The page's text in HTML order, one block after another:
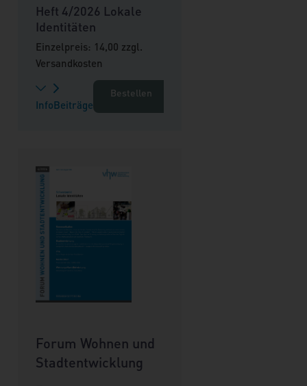
Heft 4/2026 Lokale
Identitäten
Einzelpreis: 14,00 zzgl.
Versandkosten
InfoBeiträge
Bestellen
Forum Wohnen und
Stadtentwicklung